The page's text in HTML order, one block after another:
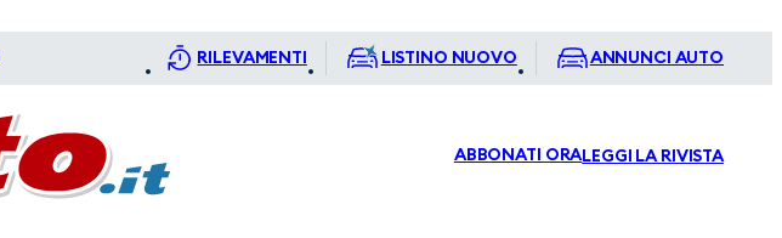
RILEVAMENTI LISTINO NUOVO ANNUNCI AUTO
ABBONATI ORALEGGI LA RIVISTA